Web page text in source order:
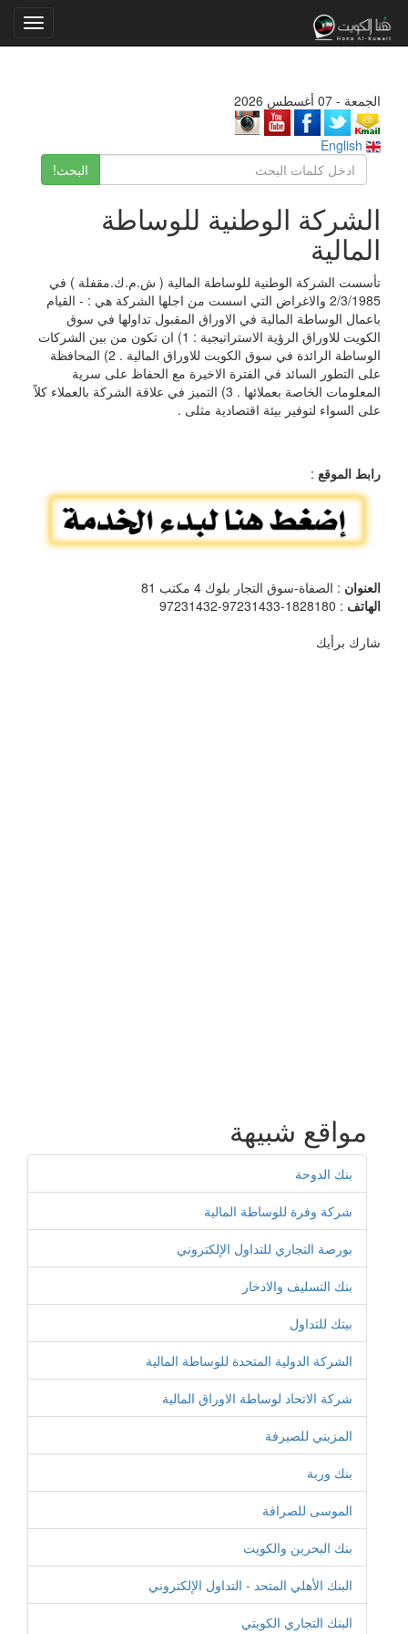
الجمعة - 07 أغسطس 2026
البحث!
الشركة الوطنية للوساطة
المالية
تأسست الشركة الوطنية للوساطة المالية ( ش.م.ك.مقفلة ) في
2/3/1985 والاغراض التي اسست من اجلها الشركة هي : - القيام
باعمال الوساطة المالية في الاوراق المقبول تداولها في سوق
الكويت للاوراق الرؤية الاستراتيجية : 1) ان تكون من بين الشركات
الوساطة الرائدة في سوق الكويت للاوراق المالية . 2) المحافظة
على التطور السائد في الفترة الاخيرة مع الحفاظ على سرية
المعلومات الخاصة بعملائها . 3) التميز في علاقة الشركة بالعملاء كلاً
على السواء لتوفير بيئة اقتصادية مثلى .
رابط الموقع :
العنوان : الصفاة-سوق التجار بلوك 4 مكتب 81
الهاتف : 1828180-97231433-97231432
شارك برأيك
مواقع شبيهة
بنك الدوحة
شركة وفرة للوساطة المالية
بورصة التجاري للتداول الإلكتروني
بنك التسليف والادخار
بيتك للتداول
الشركة الدولية المتحدة للوساطة المالية
شركة الاتحاد لوساطة الاوراق المالية
المزيني للصيرفة
بنك وربة
الموسى للصرافة
بنك البحرين والكويت
البنك الأهلي المتحد - التداول الإلكتروني
البنك التجاري الكويتي